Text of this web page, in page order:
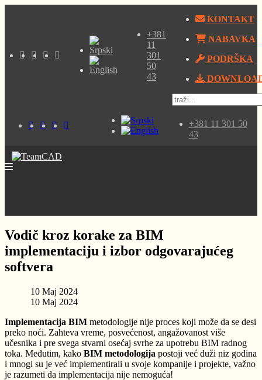
+381
11
301
50
43
KONTAKT
NABAVKA
PODRŠKA
+381 11 301 50
43
Vodič kroz korake za BIM
implementaciju i izbor odgovarajućeg
softvera
10 Maj 2024
10 Maj 2024
Implementacija BIM metodologije nije proces koji može da se desi
preko noći. Zahteva vreme, posvećenost, angažovanost više
učesnika i pre svega stvarni osećaj svrhe za upotrebu BIM radnog
toka. Međutim, kako BIM metodologija postoji već duži niz godina
i mnogi su je već implementirali u svoje kompanije i projekte, važno
je razumeti da implementacija nije nemoguća!